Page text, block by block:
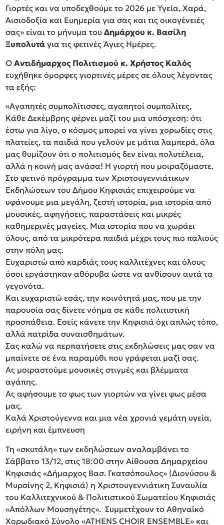
Γιορτές και να υποδεχθούμε το 2026 με Υγεία, Χαρά,
Αισιοδοξία και Ευημερία για σας και τις οικογένειές
σας» είναι το μήνυμα τουΔημάρχου κ. Βασίλη
Ξυπολυτά για τις φετινές Άγιες Ημέρες.
ΟΑντιδήμαρχος Πολιτισμού κ. Χρήστος Καλός
ευχήθηκε όμορφες γιορτινές μέρες σε όλους λέγοντας
τα εξής:
«Αγαπητές συμπολίτισσες, αγαπητοί συμπολίτες,
Κάθε Δεκέμβρης φέρνει μαζί του μια υπόσχεση: ότι
έστω για λίγο, ο κόσμος μπορεί να γίνει χορωδίες στις
πλατείες, τα παιδιά που γελούν με μάτια λαμπερά, όλα
μας θυμίζουν ότι ο πολιτισμός δεν είναι πολυτέλεια,
αλλά η κοινή μας ανάσα! Η γιορτή που μοιραζόμαστε.
Στο φετινό πρόγραμμα των Χριστουγεννιάτικων
Εκδηλώσεων του Δήμου Κηφισιάς επιχειρούμε να
υφάνουμε μια μεγάλη, ζεστή ιστορία, μια ιστορία από
μουσικές, αφηγήσεις, παραστάσεις και μικρές
καθημερινές μαγείες. Μια ιστορία που να χωράει
όλους, από τα μικρότερα παιδιά μέχρι τους πιο παλιούς
στην πόλη μας.
Ευχαριστώ από καρδιάς τους καλλιτέχνες και όλους
όσοι εργάστηκαν αθόρυβα ώστε να ανθίσουν αυτά τα
γεγονότα.
Και ευχαριστώ εσάς, την κοινότητά μας, που με την
παρουσία σας δίνετε νόημα σε κάθε πολιτιστική
προσπάθεια. Εσείς κάνετε την Κηφισιά όχι απλώς τόπο,
αλλά πατρίδα συναισθημάτων.
Σας καλώ να περπατήσετε στις εκδηλώσεις μας σαν να
μπαίνετε σε ένα παραμύθι που γράφεται μαζί σας.
Ας μοιραστούμε μουσικές στιγμές και βλέμματα
αγάπης.
Ας αφήσουμε το φως των γιορτών να γίνει φως μέσα
μας.
Καλά Χριστούγεννα και μια νέα χρονιά γεμάτη υγεία,
ειρήνη και έμπνευση
Τη «σκυτάλη» των εκδηλώσεων αναλαμβάνει το
Σάββατο 13/12, στις 18:00 στην Αίθουσα Δημαρχείου
Κηφισιάς «Δήμαρχος Βασ. Γκατσόπουλος» (Διονύσου &
Μυρσίνης 2, Κηφισιά) η Χριστουγεννιάτικη Συναυλία
του Καλλιτεχνικού & Πολιτιστικού Σωματείου Κηφισιάς
«Απόλλων Μουσηγέτης». Συμμετέχουν το Αθηναϊκό
Χορωδιακό Σύνολο «ATHENS CHOIR ENSEMBLE» και